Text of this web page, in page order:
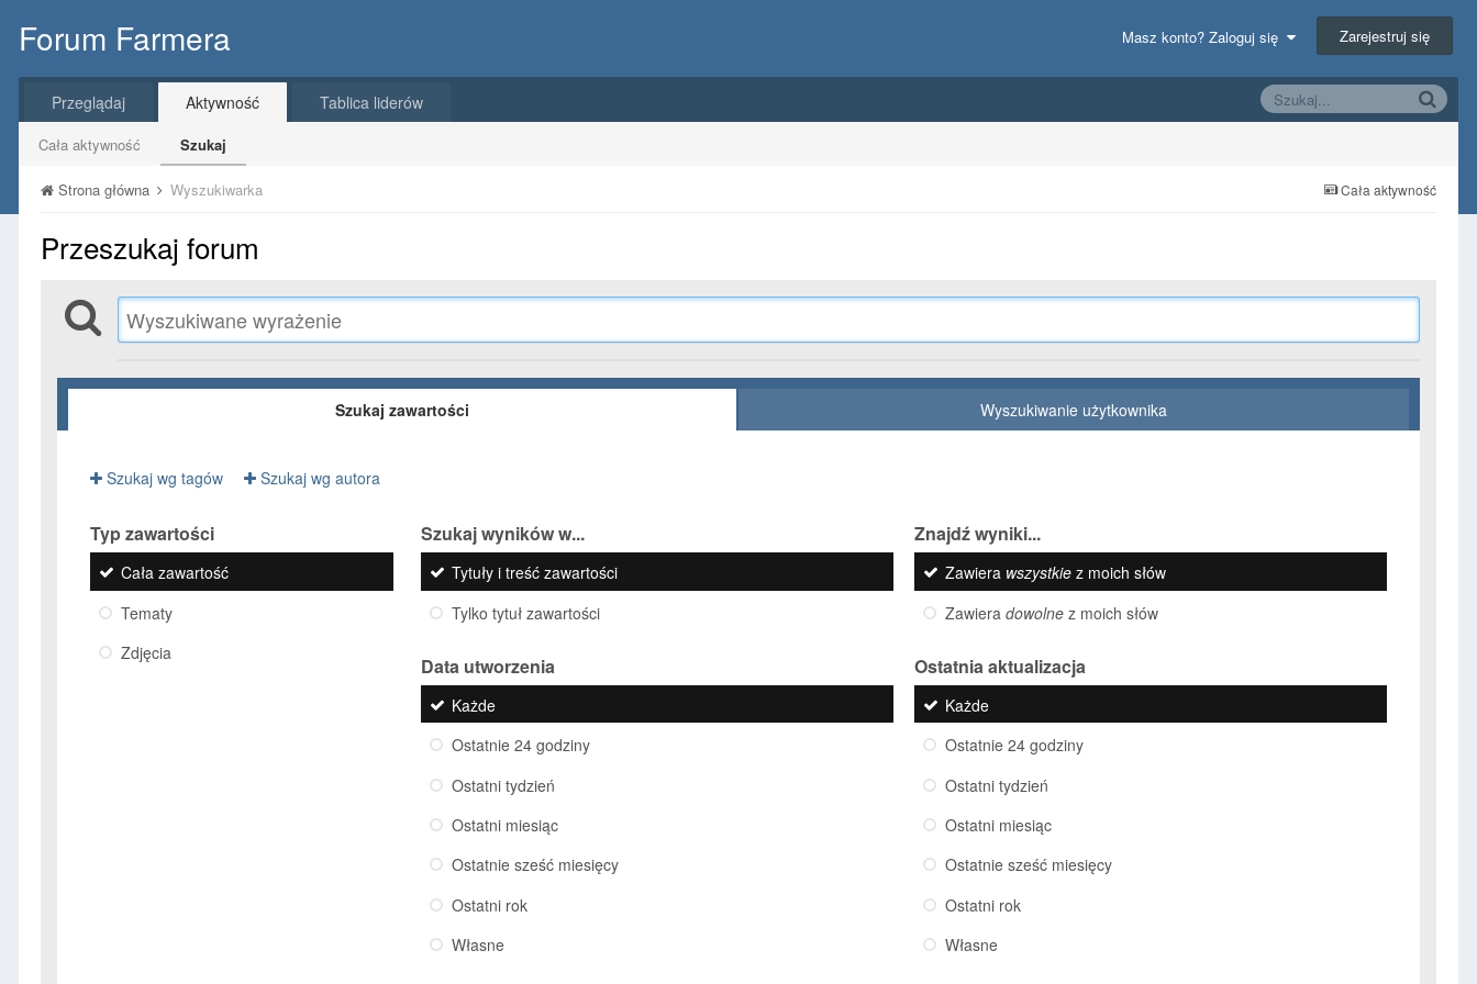
Forum Farmera Masz konto? Zaloguj się Zarejestruj się
Przeglądaj Aktywność
Cała aktywność Szukaj
Tablica liderów
Cała aktywność
Strona główna Wyszukiwarka
Przeszukaj forum
Szukaj zawartości Wyszukiwanie użytkownika
Szukaj wg tagów Szukaj wg autora
Typ zawartości
Cała zawartość
Tematy
Zdjęcia
Szukaj wyników w...
Tytuły i treść zawartości
Tylko tytuł zawartości
Znajdź wyniki...
Zawiera wszystkiez moich słów
Zawiera dowolnez moich słów
Data utworzenia
Każde
Ostatnie 24 godziny
Ostatni tydzień
Ostatni miesiąc
Ostatnie sześć miesięcy
Ostatni rok
Własne
Ostatnia aktualizacja
Każde
Ostatnie 24 godziny
Ostatni tydzień
Ostatni miesiąc
Ostatnie sześć miesięcy
Ostatni rok
Własne